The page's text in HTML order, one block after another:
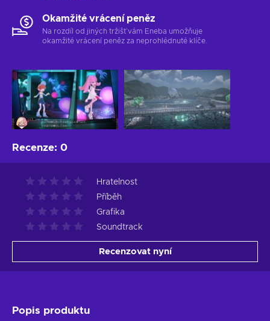
Okamžité vrácení peněz
Na rozdíl od jiných tržišť vám Eneba umožňuje
okamžité vrácení peněz za neprohlédnuté klíče.
Recenze: 0
Hratelnost
Příběh
Grafika
Soundtrack
Recenzovat nyní
Popis produktu